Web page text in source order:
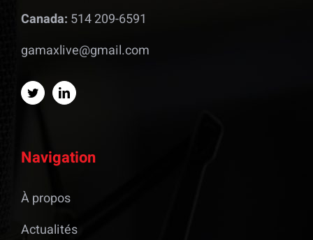
Canada: 514 209-6591
gamaxlive@gmail.com
Navigation
À propos
Actualités